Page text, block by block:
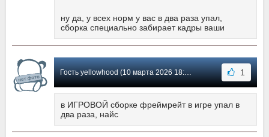
ну да, у всех норм у вас в два раза упал,
сборка специально забирает кадры ваши
Гость yellowhood (10 марта 2026 18:27) Сообщение #17 1
в ИГРОВОЙ сборке фреймрейт в игре упал в
два раза, найс